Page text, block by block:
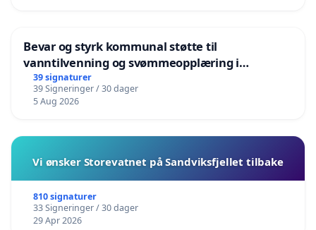
Bevar og styrk kommunal støtte til
vanntilvenning og svømmeopplæring i
barnehagene i Haugesund
39 signaturer
39 Signeringer / 30 dager
5 Aug 2026
Vi ønsker Storevatnet på Sandviksfjellet tilbake
810 signaturer
33 Signeringer / 30 dager
29 Apr 2026